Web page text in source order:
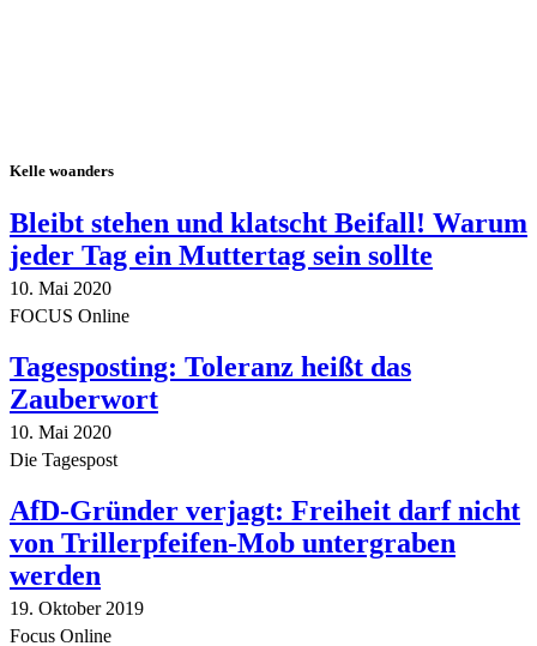
Kelle woanders
Bleibt stehen und klatscht Beifall! Warum
jeder Tag ein Muttertag sein sollte
10. Mai 2020
FOCUS Online
Tagesposting: Toleranz heißt das
Zauberwort
10. Mai 2020
Die Tagespost
AfD-Gründer verjagt: Freiheit darf nicht
von Trillerpfeifen-Mob untergraben
werden
19. Oktober 2019
Focus Online